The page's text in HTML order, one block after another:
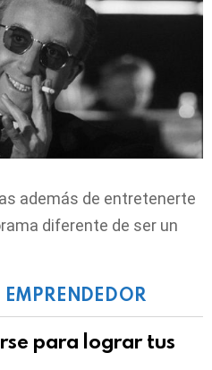
además de entretenerte
diferente de ser un
EMPRENDEDOR
para lograr tus